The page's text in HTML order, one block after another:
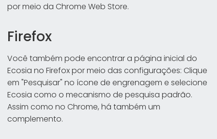
por meio da Chrome Web Store.
Firefox
Você também pode encontrar a página inicial do
Ecosia no Firefox por meio das configurações: Clique
em "Pesquisar" no ícone de engrenagem e selecione
Ecosia como o mecanismo de pesquisa padrão.
Assim como no Chrome, há também um
complemento.